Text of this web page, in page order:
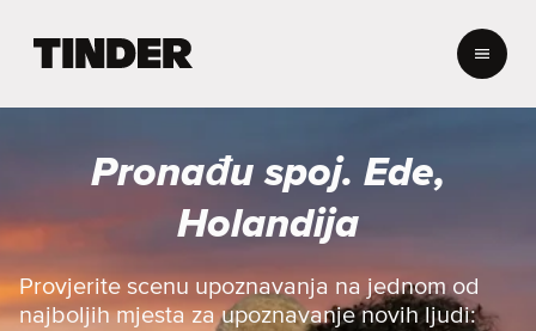
r
o
e
Pronađu spoj. Ede,
Holandija
Provjerite scenu upoznavanja na jednom od
najboljih mjesta za upoznavanje novih ljudi: